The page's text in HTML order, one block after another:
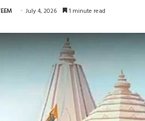
July 4, 2026 1 minute read